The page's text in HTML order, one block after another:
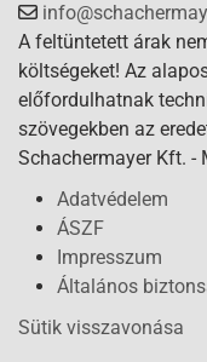
A feltüntetett árak
költségeket! Az
előfordulhatnak
szövegekben az
Schachermayer Kft. -
Adatvédelem
ÁSZF
Impresszum
Általános
Sütik visszavonása